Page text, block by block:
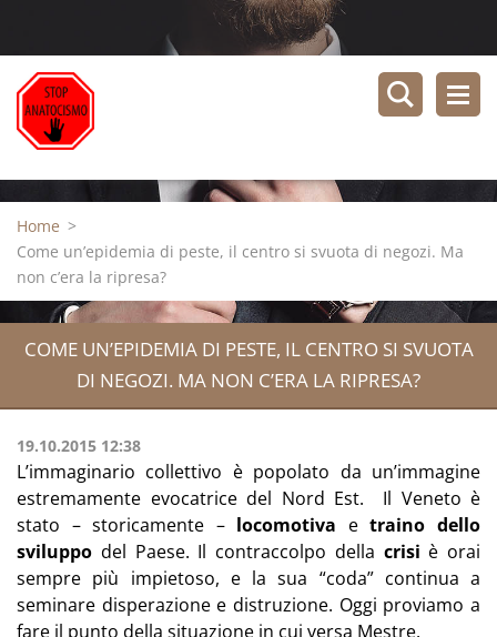
Home >
Come un’epidemia di peste, il centro si svuota di negozi. Ma
non c’era la ripresa?
COME UN’EPIDEMIA DI PESTE, IL CENTRO SI SVUOTA
DI NEGOZI. MA NON C’ERA LA RIPRESA?
19.10.2015 12:38
L’immaginario collettivo è popolato da un’immagine
estremamente evocatrice del Nord Est. Il Veneto è
stato – storicamente – locomotiva etraino dello
sviluppo del Paese. Il contraccolpo della crisi è orai
sempre più impietoso, e la sua “coda” continua a
seminare disperazione e distruzione. Oggi proviamo a
fare il punto della situazione in cui versa Mestre.